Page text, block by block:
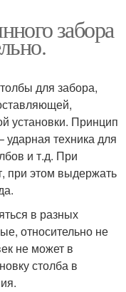
забора
для забора,
установки. Принцип
ударная техника для
и т.д. При
при этом выдержать
в разных
относительно не
не может в
столба в